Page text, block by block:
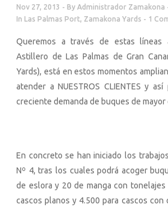
Nov 27, 2013 By Administrador Zamakona
In Las Palmas Port, Zamakona Yards 1
Queremos a través de estas líneas
Astillero de Las Palmas de Gran
Yards), está en estos momentos
atender a NUESTROS CLIENTES y
creciente demanda de buques de
En concreto se han iniciado los
Nº 4, tras los cuales podrá acoger
de eslora y 20 de manga con
cascos planos y 4.500 para cascos con